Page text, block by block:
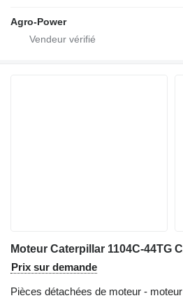
Agro-Power
Prix sur demande
Pièces détachées de moteur - moteur